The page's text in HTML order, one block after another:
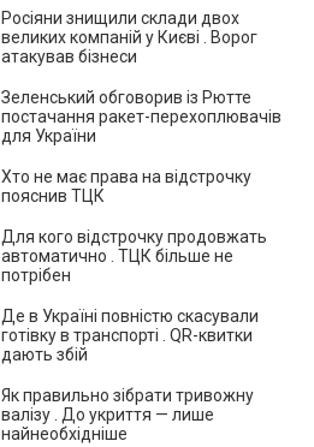
Росіяни знищили склади двох
великих компаній у Києві . Ворог
атакував бізнеси
Зеленський обговорив із Рютте
постачання ракет-перехоплювачів
для України
Хто не має права на відстрочку
пояснив ТЦК
Для кого відстрочку продовжать
автоматично . ТЦК більше не
потрібен
Де в Україні повністю скасували
готівку в транспорті . QR-квитки
дають збій
Як правильно зібрати тривожну
валізу . До укриття — лише
найнеобхідніше